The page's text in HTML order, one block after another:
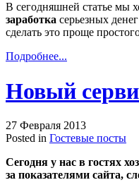
В сегодняшней статье мы
заработка серьезных
сделать это проще
Подробнее...
Новый
27 Февраля 2013
Posted in Гостевые посты
Сегодня у нас в гостях
за показателями сайта,